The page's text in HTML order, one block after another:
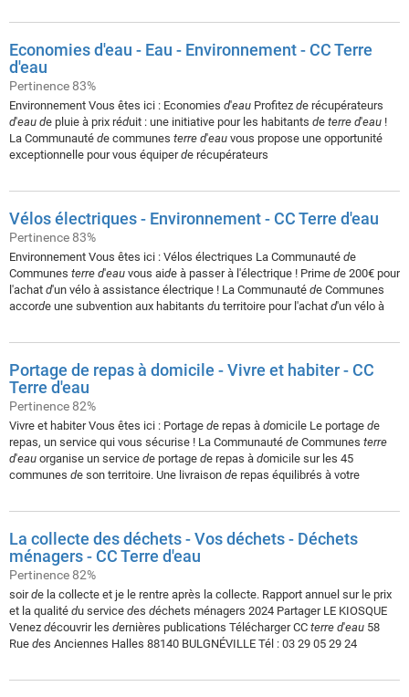
Economies d'eau - Eau - Environnement - CC Terre
d'eau
Pertinence 83%
Environnement Vous êtes ici : Economies d'eau Profitez de récupérateurs
d'eau de pluie à prix réduit : une initiative pour les habitants de terre d'eau !
La Communauté de communes terre d'eau vous propose une opportunité
exceptionnelle pour vous équiperde récupérateurs
Vélos électriques - Environnement - CC Terre d'eau
Pertinence 83%
Environnement Vous êtes ici : Vélos électriques La Communauté de
Communes terre d'eau vous aide à passer à l'électrique ! Prime de 200€ pour
l'achat d'un vélo à assistance électrique ! La Communauté de Communes
accorde une subvention aux habitants du territoire pour l'achat d'un vélo à
Portage de repas à domicile - Vivre et habiter - CC
Terre d'eau
Pertinence 82%
Vivre et habiter Vous êtes ici : Portage de repas à domicile Le portage de
repas, un service qui vous sécurise ! La Communauté de Communes terre
d'eau organise un service de portage de repas à domicile sur les 45
communes de son territoire. Une livraison de repas équilibrés à votre
La collecte des déchets - Vos déchets - Déchets
ménagers - CC Terre d'eau
Pertinence 82%
soirde la collecte et je le rentre après la collecte. Rapport annuel sur le prix
et la qualité du service des déchets ménagers 2024 Partager LE KIOSQUE
Venez découvrir les dernières publications Télécharger CC terre d'eau 58
Rue des Anciennes Halles 88140 BULGNÉVILLE Tél : 03 29 05 29 24